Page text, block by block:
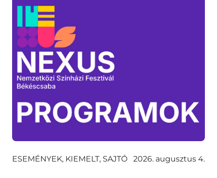
ESEMÉNYEK, KIEMELT, SAJTÓ 2026. augusztus 4.